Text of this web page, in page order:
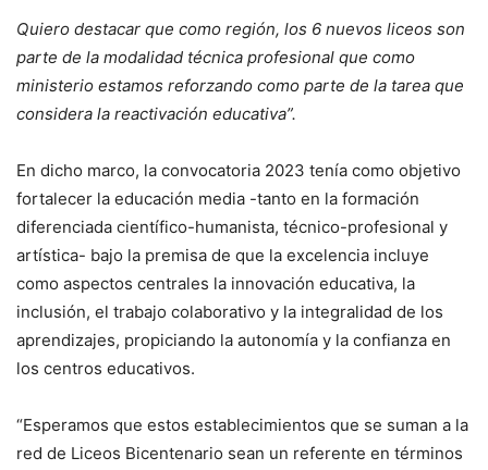
Quiero destacar que como región, los 6 nuevos liceos son
parte de la modalidad técnica profesional que como
ministerio estamos reforzando como parte de la tarea que
considera la reactivación educativa”.
En dicho marco, la convocatoria 2023 tenía como objetivo
fortalecer la educación media -tanto en la formación
diferenciada científico-humanista, técnico-profesional y
artística- bajo la premisa de que la excelencia incluye
como aspectos centrales la innovación educativa, la
inclusión, el trabajo colaborativo y la integralidad de los
aprendizajes, propiciando la autonomía y la confianza en
los centros educativos.
“Esperamos que estos establecimientos que se suman a la
red de Liceos Bicentenario sean un referente en términos